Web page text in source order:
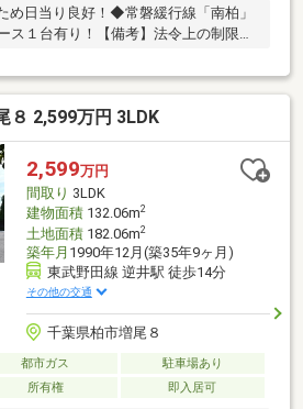
日当り良好！◆常磐緩行線「南柏」
１台有り！【備考】法令上の制限／
８ 2,599万円 3LDK
2,599万円
間取り 3LDK
建物面積132.06m2
土地面積182.06m2
築年月 1990年12月(築35年9ヶ月)
東武野田線 逆井駅 徒歩14分
その他の交通
千葉県柏市増尾８
都市ガス
駐車場あり
所有権 即入居可